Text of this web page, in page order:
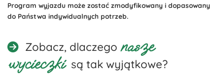
Program wyjazdu może zostać zmodyfikowany i dopasowany
do Państwa indywidualnych potrzeb.
Zobacz, dlaczego nasze
wycieczki są tak wyjątkowe?